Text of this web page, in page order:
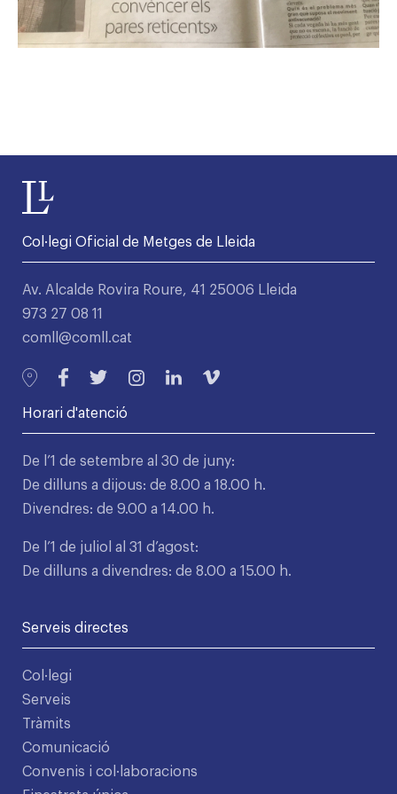
Col·legi Oficial de Metges de Lleida
Av. Alcalde Rovira Roure, 41 25006 Lleida
973 27 08 11
comll@comll.cat
Horari d'atenció
De l’1 de setembre al 30 de juny:
De dilluns a dijous: de 8.00 a 18.00 h.
Divendres: de 9.00 a 14.00 h.
De l’1 de juliol al 31 d’agost:
De dilluns a divendres: de 8.00 a 15.00 h.
Serveis directes
Col·legi
Serveis
Tràmits
Comunicació
Convenis i col·laboracions